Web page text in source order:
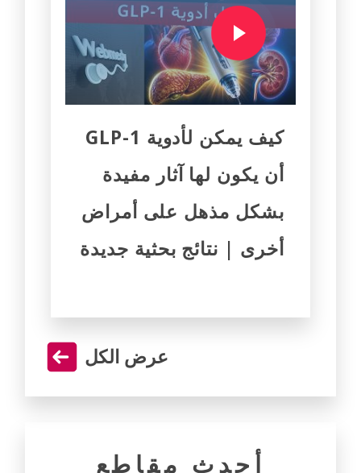
كيف يمكن لأدوية GLP-1
أن يكون لها آثار مفيدة
بشكل مذهل على أمراض
أخرى | نتائج بحثية جديدة
عرض الكل
أحدث مقاطع